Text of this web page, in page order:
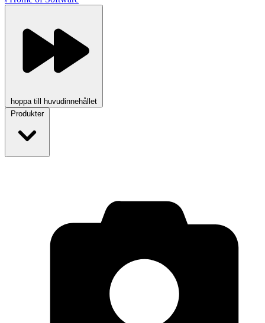
hoppa till huvudinnehållet
Produkter